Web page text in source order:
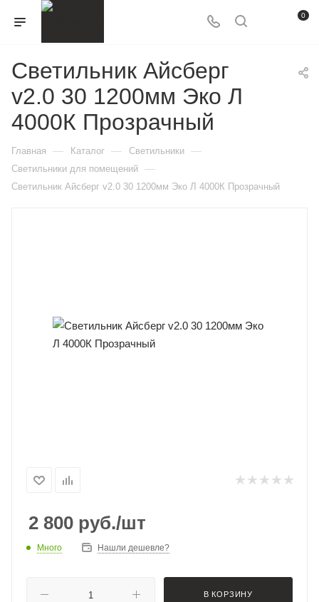
0
Светильник Айсберг
v2.0 30 1200мм Эко Л
4000К Прозрачный
Главная — Каталог — Светильники —
Светильники для помещений —
Светильник Айсберг v2.0 30 1200мм Эко Л 4000К Прозрачный
2 800 руб./шт
Много Нашли дешевле?
В КОРЗИНУ